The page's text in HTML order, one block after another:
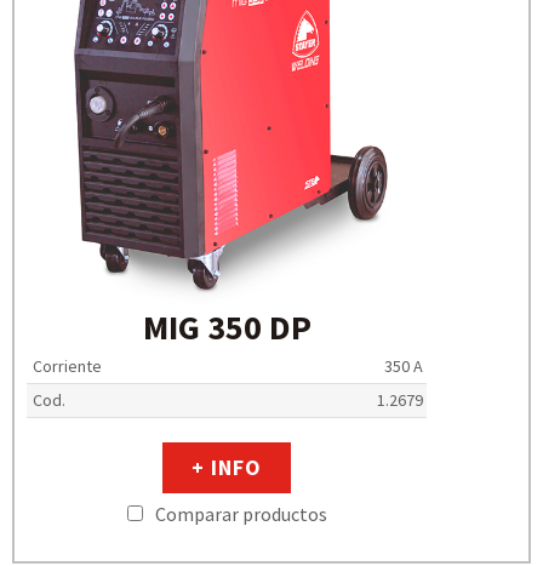
MIG 350 DP
Corriente
350 A
Cod.
1.2679
+ INFO
Comparar productos